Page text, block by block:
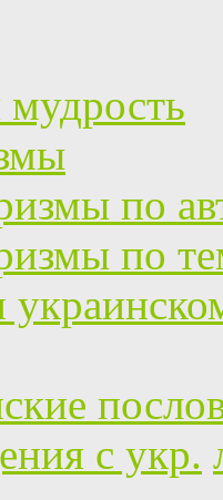
по
по
с укр.